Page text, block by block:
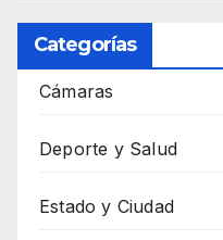
Categorías
Cámaras
Deporte y Salud
Estado y Ciudad